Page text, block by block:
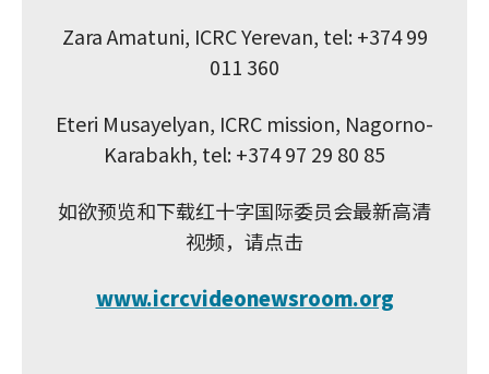
Zara Amatuni, ICRC Yerevan, tel: +374 99
011 360
Eteri Musayelyan, ICRC mission, Nagorno-
Karabakh, tel: +374 97 29 80 85
如欲预览和下载红十字国际委员会最新高清
视频，请点击
www.icrcvideonewsroom.org